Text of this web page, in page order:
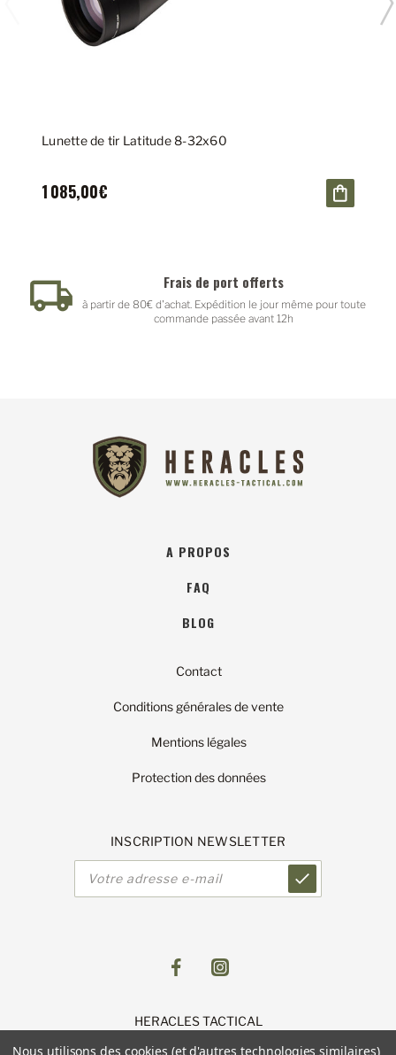
Lunette de tir Latitude 8-32x60
1 085,00€
Frais de port offerts
à partir de 80€ d'achat. Expédition le jour même pour toute
commande passée avant 12h
A PROPOS
FAQ
BLOG
Contact
Conditions générales de vente
Mentions légales
Protection des données
INSCRIPTION NEWSLETTER
HERACLES TACTICAL
Nous utilisons des cookies (et d'autres technologies similaires)